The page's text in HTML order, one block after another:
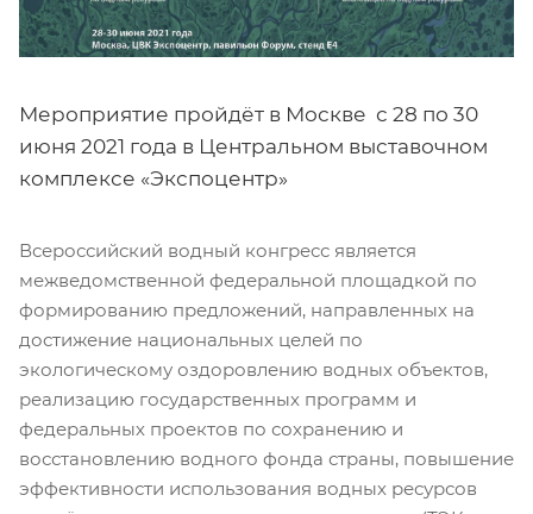
Мероприятие пройдёт в Москве с 28 по 30
июня 2021 года в Центральном выставочном
комплексе «Экспоцентр»
Всероссийский водный конгресс является
межведомственной федеральной площадкой по
формированию предложений, направленных на
достижение национальных целей по
экологическому оздоровлению водных объектов,
реализацию государственных программ и
федеральных проектов по сохранению и
восстановлению водного фонда страны, повышение
эффективности использования водных ресурсов